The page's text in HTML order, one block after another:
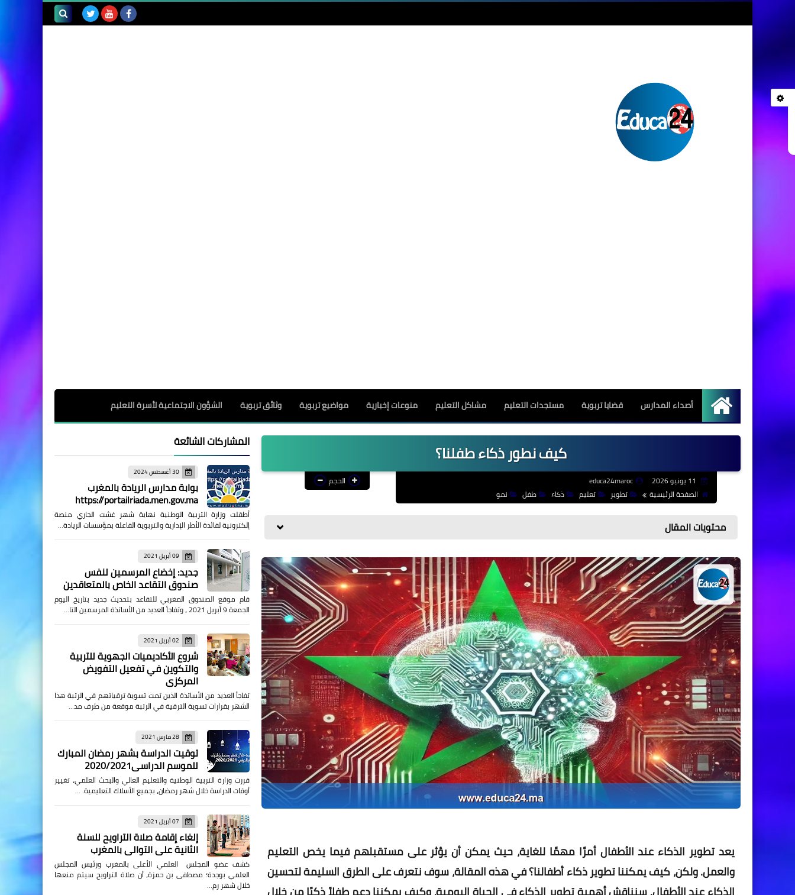
الرئيسية
أصداء المدارس قضايا تربوية مستجدات التعليم مشاكل التعليم منوعات إخبارية مواضيع تربوية وثائق تربوية الشؤون الاجتماعية لأسرة التعليم
كيف نطور ذكاء طفلنا؟
educa24maroc
الصفحة الرئيسية
تطوير تعليم ذكاء طفل نمو
الحجم
محتويات المقال
يعد تطوير الذكاء عند الأطفال أمرًا مهمًا للغاية، حيث يمكن أن يؤثر على مستقبلهم فيما يخص التعليم
والعمل. ولكن، كيف يمكننا تطوير ذكاء أطفالنا؟ في هذه المقالة، سوف نتعرف على الطرق السليمة لتحسين
المشاركات الشائعة
30 أغسطس 2024
بوابة مدارس الريادة بالمغرب
https://portailriada.men.gov.ma
أطقلت وزارة التربية الوطنية نهاية شهر غشت الجاري منصة
إلكترونية لفائدة الأطر الإدارية والتربوية الفاعلة بمؤسسات الريادة…
09 أبريل 2021
جديد: إخضاع المرسمين لنفس
صندوق التقاعد الخاص بالمتعاقدين
قام موقع الصندوق المغربي للتقاعد بتحديث جديد بتاريخ اليوم
الجمعة 9 أبريل 2021 ، وتفاجأ العديد من الأساتذة المرسمين التا…
02 أبريل 2021
شروع الأكاديميات الجهوية للتربية
والتكوين في تفعيل التفويض
المركزي
تفاجأ العديد من الأساتذة الذين تمت تسوية ترقياتهم في الرتبة هذا
الشهر بقرارات تسوية الترقية في الرتبة موقعة من طرف مد…
28 مارس 2021
توقيت الدراسة بشهر رمضان المبارك
للموسم الدراسي2020/2021
قررت وزارة التربية الوطنية والتعليم العالي والبحث العلمي، تغيير
أوقات الدراسة خلال شهر رمضان، بجميع الأسلاك التعليمية. …
07 أبريل 2021
إلغاء إقامة صلاة التراويح للسنة
الثانية على التوالي بالمغرب
كشف عضو المجلس العلمي الأعلى بالمغرب ورئيس المجلس
العلمي بوجدة؛ مصطفى بن حمزة، أن صلاة التراويح سيتم منعها
خلال شهر رم…